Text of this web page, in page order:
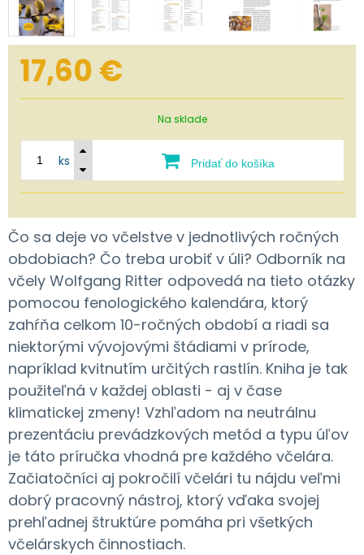
17,60€
Na sklade
ks Pridať do košíka
Čo sa deje vo včelstve v jednotlivých ročných
obdobiach? Čo treba urobiť v úli? Odborník na
včely Wolfgang Ritter odpovedá na tieto otázky
pomocou fenologického kalendára, ktorý
zahŕňa celkom 10-ročných období a riadi sa
niektorými vývojovými štádiami v prírode,
napríklad kvitnutím určitých rastlín. Kniha je tak
použiteľná v každej oblasti - aj v čase
klimatickej zmeny! Vzhľadom na neutrálnu
prezentáciu prevádzkových metód a typu úľov
je táto príručka vhodná pre každého včelára.
Začiatočníci aj pokročilí včelári tu nájdu veľmi
dobrý pracovný nástroj, ktorý vďaka svojej
prehľadnej štruktúre pomáha pri všetkých
včelárskych činnostiach.